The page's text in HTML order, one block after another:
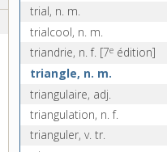
trial, n. m.
trialcool, n. m.
triandrie, n. f. [7e édition]
triangle, n. m.
triangulaire, adj.
triangulation, n. f.
trianguler, v. tr.